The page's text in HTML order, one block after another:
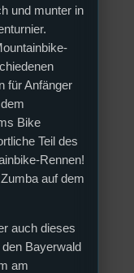
und munter in
für Anfänger
Bike
Teil des
Rennen!
auf dem
auch dieses
Bayerwald
am